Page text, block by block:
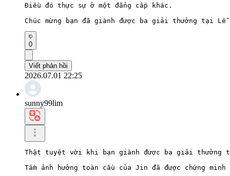
Điều đó thực sự ở một đẳng cấp khác.
Chúc mừng bạn đã giành được ba giải thưởng tại
0
Viết phản hồi
2026.07.01 22:25
sunny99lim
Thật tuyệt vời khi bạn giành được ba giải
Tầm ảnh hưởng toàn cầu của Jin đã được chứng